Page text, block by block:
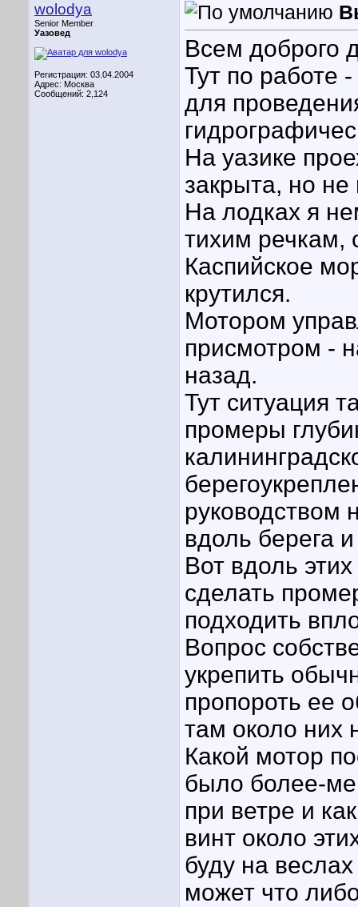
wolodya
Senior Member
Уазовед
Регистрация: 03.04.2004
Адрес: Москва
Сообщений: 2,124
Всем доброго
Тут по работе
для
На уазике
закрыта, но не
На лодках я
тихим речкам,
Каспийское
крутился.
Мотором
присмотром -
назад.
Тут ситуация
промеры
руководством
вдоль берега
Вот вдоль
сделать
подходить
Вопрос
укрепить
пропороть ее
там около них
Какой мотор
было более-
при ветре и
винт около
буду на
может что